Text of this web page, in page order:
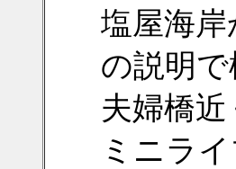
塩屋海
の説明
夫婦橋
ミニラ